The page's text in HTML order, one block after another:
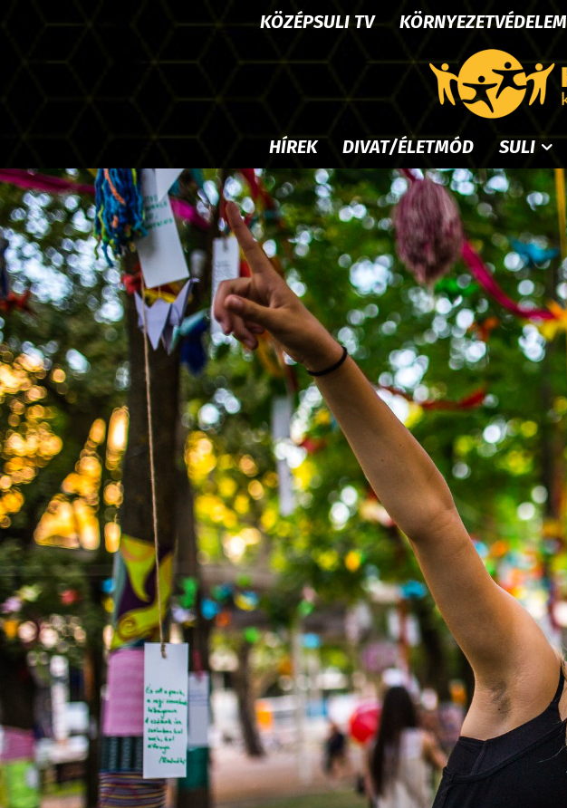
KÖZÉPSULI TV KÖRNYEZETVÉDELEM
HÍREK DIVAT/ÉLETMÓD SULI